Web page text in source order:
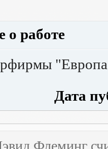
о работе
Дата
Флеминг